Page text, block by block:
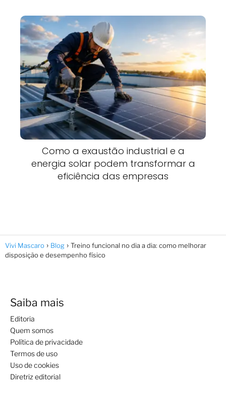
Como a exaustão industrial e a
energia solar podem transformar a
eficiência das empresas
Vivi Mascaro Blog
Treino funcional no dia a dia: como melhorar
disposição e desempenho físico
Saiba mais
Editoria
Quem somos
Política de privacidade
Termos de uso
Uso de cookies
Diretriz editorial